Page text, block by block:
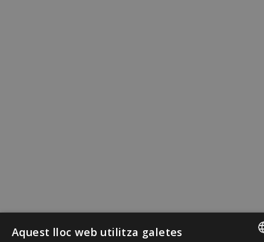
Aquest lloc web utilitza galetes